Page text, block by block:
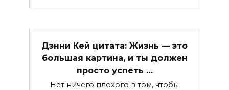
Дэнни Кей цитата: Жизнь — это
большая картина, и ты должен
просто успеть …
Нет ничего плохого в том, чтобы